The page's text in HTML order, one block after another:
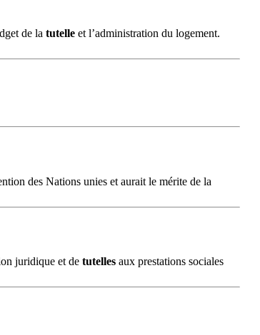
de la tutelle et l’administration du logement.
des Nations unies et aurait le mérite de la
juridique et de tutelles aux prestations sociales